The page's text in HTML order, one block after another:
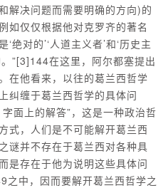
解决问题而需要明确的方向)的
如仅仅根据他对克罗齐的著名
绝对的’‘人道主义者’和‘历史主
”[3]144在这里，阿尔都塞提出
在他看来，以往的葛兰西哲学
纠缠于葛兰西哲学的具体问
面上的解答”，这是一种政治哲
式，人们是不可能解开葛兰西
谜并不存在于葛兰西对各种具
是存在于他为说明这些具体问
之中，因而要解开葛兰西哲学之